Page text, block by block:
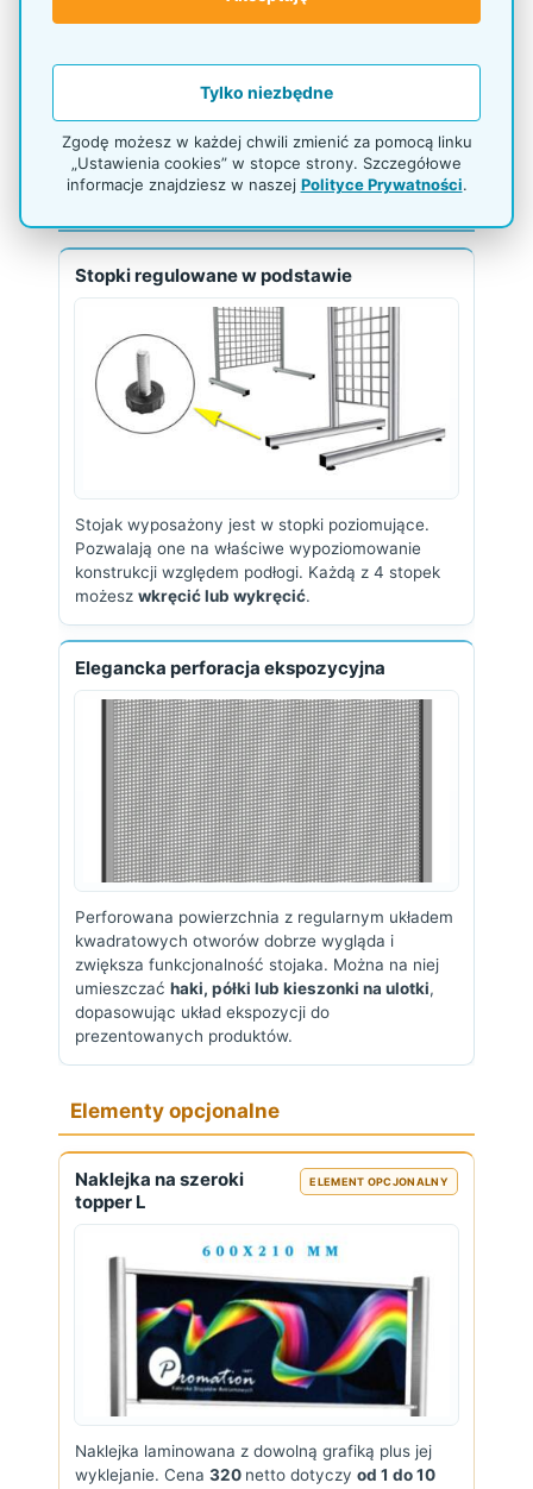
podarunkowymi i na targach pracy.
Stopki regulowane w podstawie
Stojak wyposażony jest w stopki poziomujące.
Pozwalają one na właściwe wypoziomowanie
konstrukcji względem podłogi. Każdą z 4 stopek
możesz wkręcić lub wykręcić.
Elegancka perforacja ekspozycyjna
Perforowana powierzchnia z regularnym układem
kwadratowych otworów dobrze wygląda i
zwiększa funkcjonalność stojaka. Można na niej
umieszczać haki, półki lub kieszonki na ulotki,
dopasowując układ ekspozycji do
prezentowanych produktów.
Elementy opcjonalne
Naklejka na szeroki
topper L
ELEMENT OPCJONALNY
Naklejka laminowana z dowolną grafiką plus jej
wyklejanie. Cena 320 netto dotyczy od 1 do 10
Tylko niezbędne
Zgodę możesz w każdej chwili zmienić za pomocą linku
„Ustawienia cookies” w stopce strony. Szczegółowe
informacje znajdziesz w naszej Polityce Prywatności.